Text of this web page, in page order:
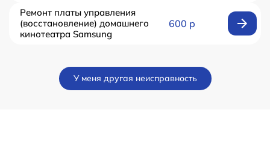
Ремонт платы управления
(восстановление) домашнего
кинотеатра Samsung
600 р
У меня другая неисправность